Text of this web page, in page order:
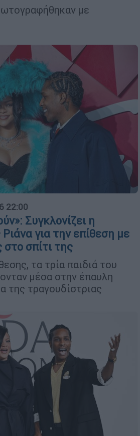
με
22:00
Συγκλονίζει η
για την επίθεση με
σπίτι της
τα τρία παιδιά του
μέσα στην έπαυλη
της τραγουδίστριας